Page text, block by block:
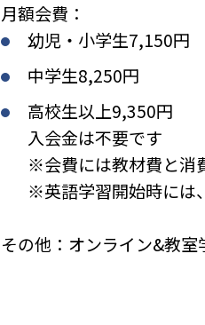
月額会費：
幼児・小学生7,150円
中学生8,250円
高校生以上9,350円
入会金は不要です
※会費には教材費と消
※英語学習開始時には
その他：オンライン&教